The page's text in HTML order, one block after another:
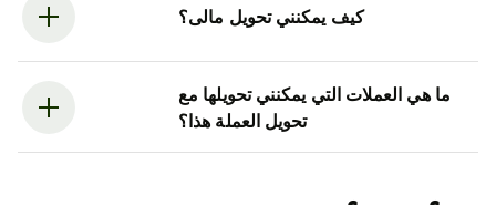
كيف يمكنني تحويل مالى؟
ما هي العملات التي يمكنني تحويلها مع
تحويل العملة هذا؟